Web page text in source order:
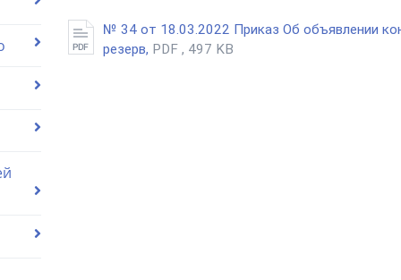
№ 34 от 18.03.2022 Приказ Об объявлении
резерв, PDF , 497 KB